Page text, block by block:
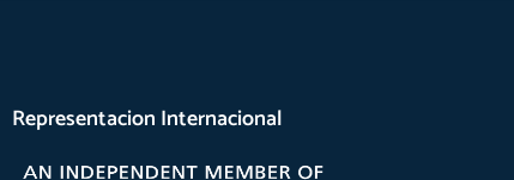
Representacion Internacional